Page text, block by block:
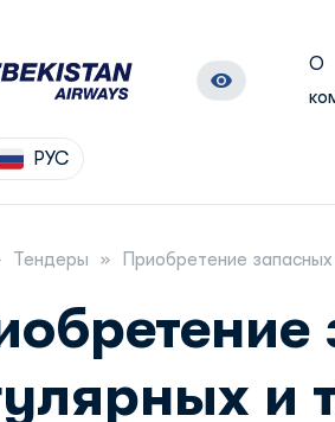
О
РУС
Тендеры Приобретение
и